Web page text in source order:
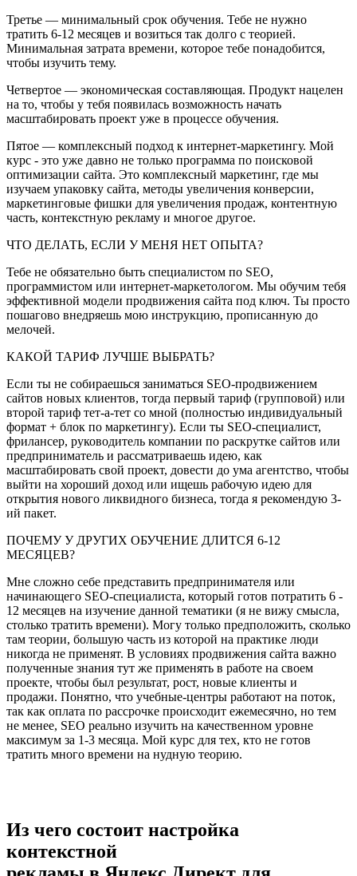
Третье — минимальный срок обучения. Тебе не нужно
тратить 6-12 месяцев и возиться так долго с теорией.
Минимальная затрата времени, которое тебе понадобится,
чтобы изучить тему.
Четвертое — экономическая составляющая. Продукт нацелен
на то, чтобы у тебя появилась возможность начать
масштабировать проект уже в процессе обучения.
Пятое — комплексный подход к интернет-маркетингу. Мой
курс - это уже давно не только программа по поисковой
оптимизации сайта. Это комплексный маркетинг, где мы
изучаем упаковку сайта, методы увеличения конверсии,
маркетинговые фишки для увеличения продаж, контентную
часть, контекстную рекламу и многое другое.
ЧТО ДЕЛАТЬ, ЕСЛИ У МЕНЯ НЕТ ОПЫТА?
Тебе не обязательно быть специалистом по SEO,
программистом или интернет-маркетологом. Мы обучим тебя
эффективной модели продвижения сайта под ключ. Ты просто
пошагово внедряешь мою инструкцию, прописанную до
мелочей.
КАКОЙ ТАРИФ ЛУЧШЕ ВЫБРАТЬ?
Если ты не собираешься заниматься SEO-продвижением
сайтов новых клиентов, тогда первый тариф (групповой) или
второй тариф тет-а-тет со мной (полностью индивидуальный
формат + блок по маркетингу). Если ты SEO-специалист,
фрилансер, руководитель компании по раскрутке сайтов или
предприниматель и рассматриваешь идею, как
масштабировать свой проект, довести до ума агентство, чтобы
выйти на хороший доход или ищешь рабочую идею для
открытия нового ликвидного бизнеса, тогда я рекомендую 3-
ий пакет.
ПОЧЕМУ У ДРУГИХ ОБУЧЕНИЕ ДЛИТСЯ 6-12
МЕСЯЦЕВ?
Мне сложно себе представить предпринимателя или
начинающего SEO-специалиста, который готов потратить 6 -
12 месяцев на изучение данной тематики (я не вижу смысла,
столько тратить времени). Могу только предположить, сколько
там теории, большую часть из которой на практике люди
никогда не применят. В условиях продвижения сайта важно
полученные знания тут же применять в работе на своем
проекте, чтобы был результат, рост, новые клиенты и
продажи. Понятно, что учебные-центры работают на поток,
так как оплата по рассрочке происходит ежемесячно, но тем
не менее, SEO реально изучить на качественном уровне
максимум за 1-3 месяца. Мой курс для тех, кто не готов
тратить много времени на нудную теорию.
Из чего состоит настройка
контекстной